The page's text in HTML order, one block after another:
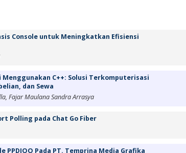
Console untuk Meningkatkan Efisiensi
C++: Solusi Terkomputerisasi
dan Sewa
Fajar Maulana Sandra Arrasya
Polling pada Chat Go Fiber
PPDIOO Pada PT. Temprina Media Grafika